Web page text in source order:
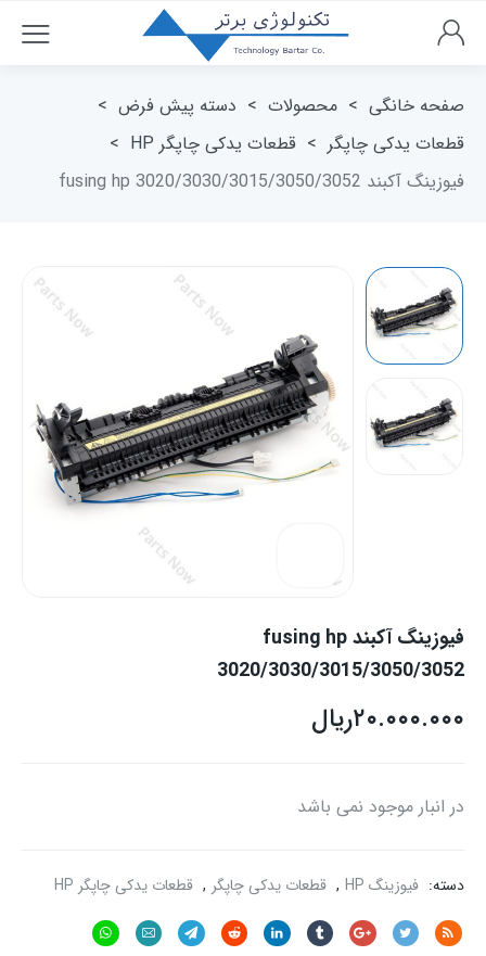
صفحه خانگی > محصولات > دسته پیش فرض >
قطعات یدکی چاپگر > قطعات یدکی چاپگر HP
>
فیوزینگ آکبند fusing hp 3020/3030/3015/3050/3052
فیوزینگ آکبند fusing hp
3020/3030/3015/3050/3052
ریال۲۰.۰۰۰.۰۰۰
در انبار موجود نمی باشد
دسته: فیوزینگ HP , قطعات یدکی چاپگر , قطعات یدکی چاپگر HP